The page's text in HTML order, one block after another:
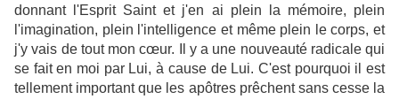
donnant l'Esprit Saint et j'en ai plein la mémoire, plein
l'imagination, plein l'intelligence et même plein le corps, et
j'y vais de tout mon cœur. Il y a une nouveauté radicale qui
se fait en moi par Lui, à cause de Lui. C'est pourquoi il est
tellement important que les apôtres prêchent sans cesse la